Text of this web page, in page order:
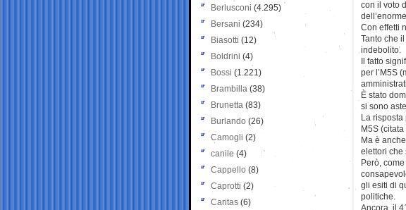
con il voto
Con effetti
Tanto che
indebolito.
Il fatto
per l’M5S
È stato
si sono
La
M5S
Ma è
elettori che
Però,
gli esiti di
politiche.
Ancora, il
Berlusconi (4.295)
Bersani (234)
Biasotti (12)
Boldrini (4)
Bossi (1.221)
Brambilla (38)
Brunetta (83)
Burlando (26)
Camogli (2)
canile (4)
Cappello (8)
Caprotti (2)
Caritas (6)